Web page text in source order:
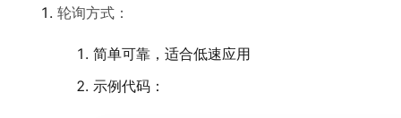
轮询方式：
简单可靠，适合低速应用
示例代码：